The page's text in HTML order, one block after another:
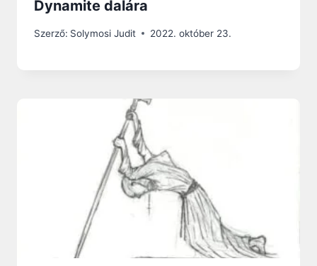
Dynamite dalára
Szerző: Solymosi Judit 2022. október 23.